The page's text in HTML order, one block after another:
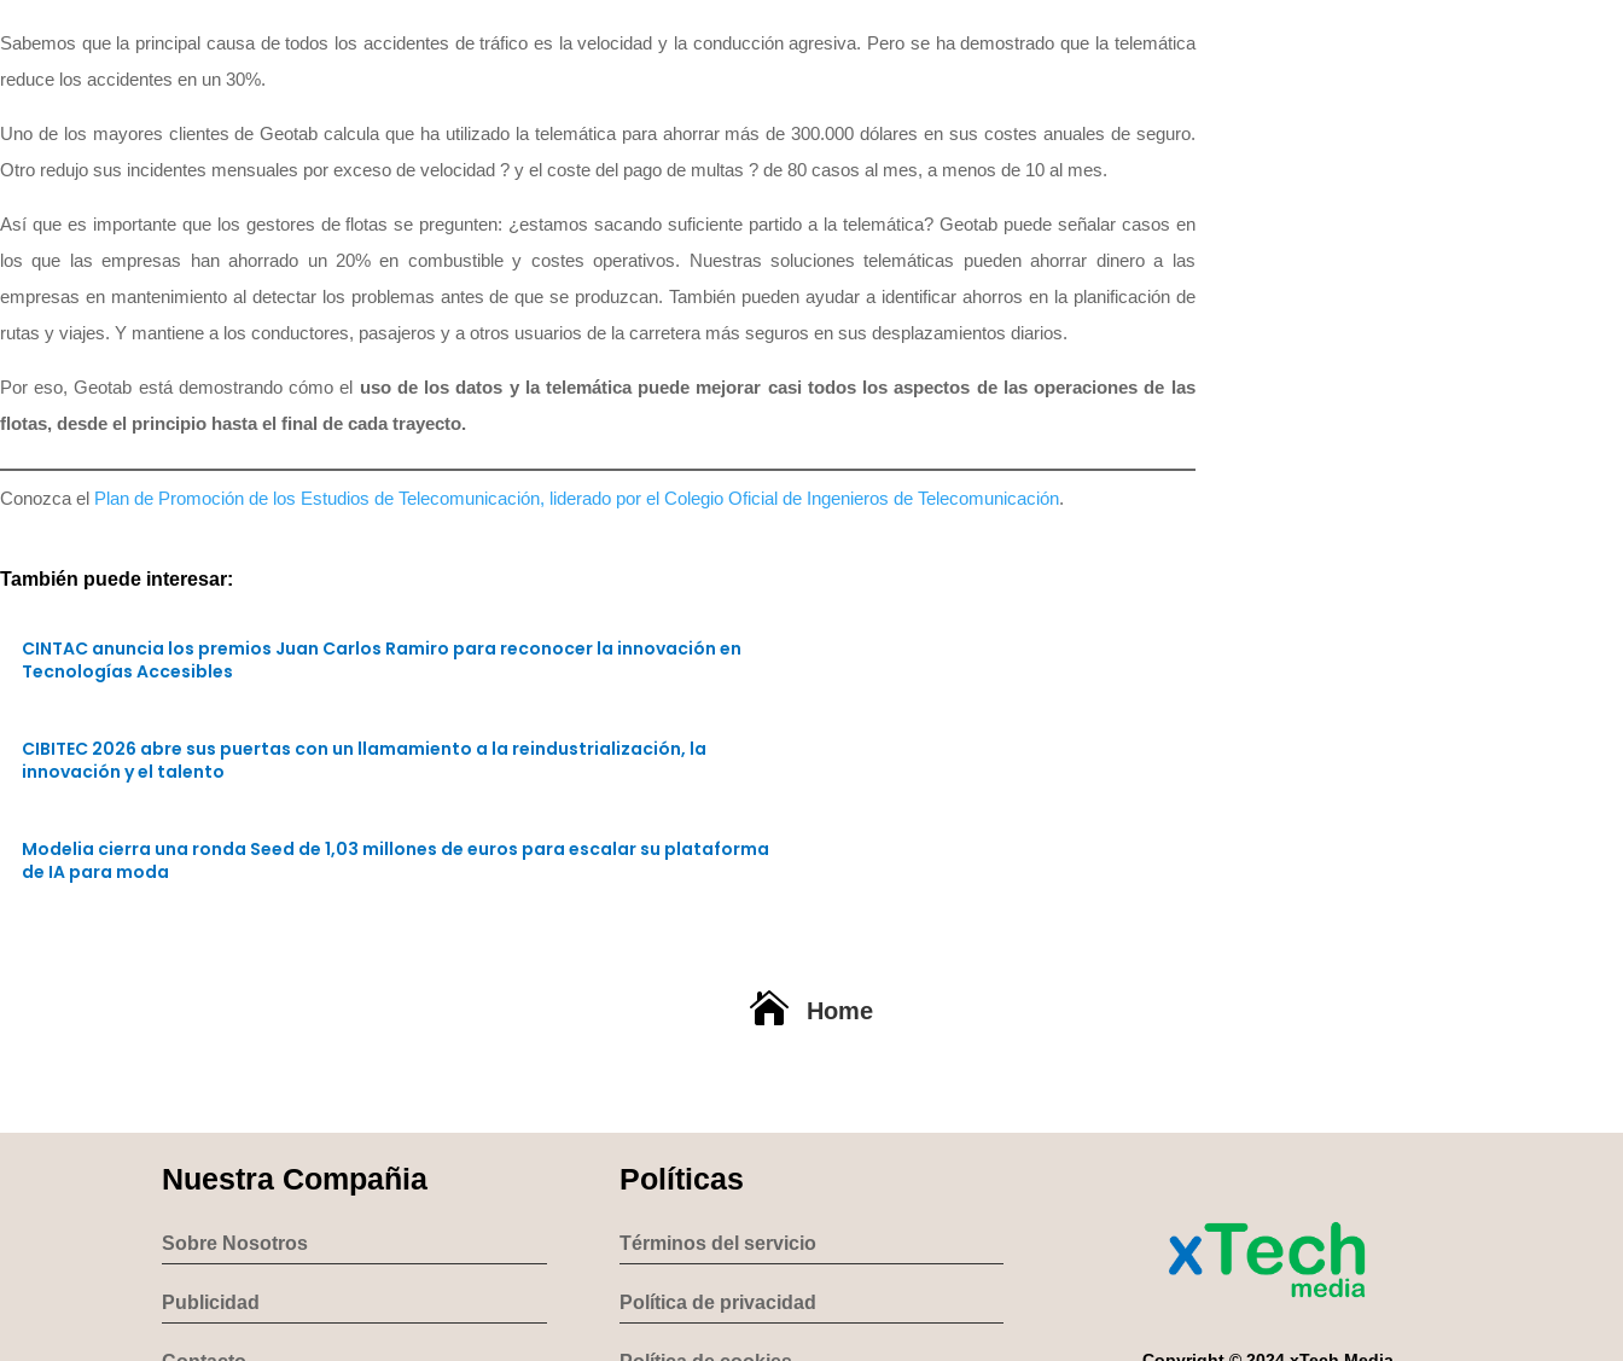
Sabemos que la principal causa de todos los accidentes de tráfico es la velocidad y la conducción agresiva. Pero se ha demostrado que la telemática
reduce los accidentes en un 30%.
Uno de los mayores clientes de Geotab calcula que ha utilizado la telemática para ahorrar más de 300.000 dólares en sus costes anuales de seguro.
Otro redujo sus incidentes mensuales por exceso de velocidad ? y el coste del pago de multas ? de 80 casos al mes, a menos de 10 al mes.
Así que es importante que los gestores de flotas se pregunten: ¿estamos sacando suficiente partido a la telemática? Geotab puede señalar casos en
los que las empresas han ahorrado un 20% en combustible y costes operativos. Nuestras soluciones telemáticas pueden ahorrar dinero a las
empresas en mantenimiento al detectar los problemas antes de que se produzcan. También pueden ayudar a identificar ahorros en la planificación de
rutas y viajes. Y mantiene a los conductores, pasajeros y a otros usuarios de la carretera más seguros en sus desplazamientos diarios.
Por eso, Geotab está demostrando cómo el uso de los datos y la telemática puede mejorar casi todos los aspectos de las operaciones de las
flotas, desde el principio hasta el final de cada trayecto.
Conozca el Plan de Promoción de los Estudios de Telecomunicación, liderado por el Colegio Oficial de Ingenieros de Telecomunicación.
También puede interesar:
CINTAC anuncia los premios Juan Carlos Ramiro para reconocer la innovación en
Tecnologías Accesibles
CIBITEC 2026 abre sus puertas con un llamamiento a la reindustrialización, la
innovación y el talento
Modelia cierra una ronda Seed de 1,03 millones de euros para escalar su plataforma
de IA para moda
 Home
Nuestra Compañia
Sobre Nosotros
Publicidad
Políticas
Términos del servicio
Política de privacidad